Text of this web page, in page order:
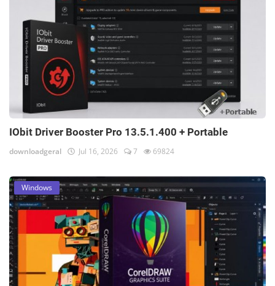
IObit Driver Booster Pro 13.5.1.400 + Portable
downloadgeral Jul 16, 2026 7 69824
Windows